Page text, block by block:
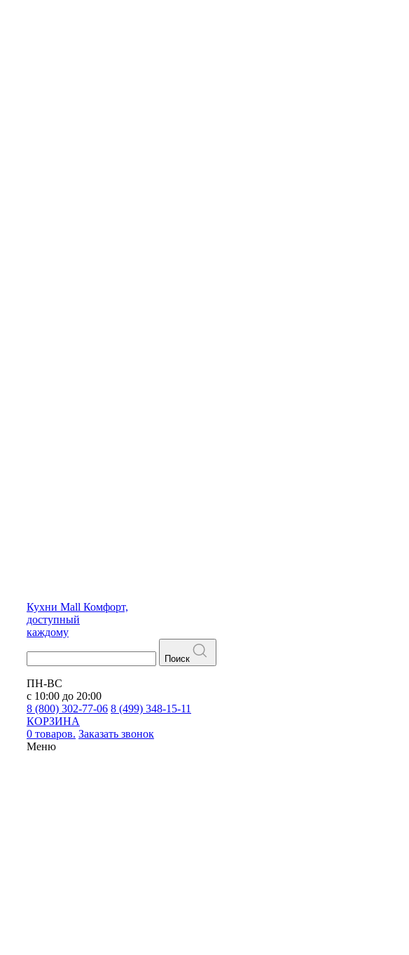
Кухни Mall Комфорт,
доступный
каждому
Поиск
ПН-ВС
с 10:00 до 20:00
8 (800) 302-77-06 8 (499) 348-15-11
КОРЗИНА
0 товаров. Заказать звонок
Меню